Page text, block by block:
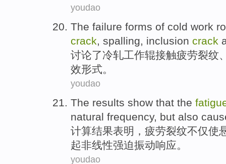
youdao
The failure forms of cold work
crack, spalling, inclusion crack
讨论了冷轧工作辊接触疲劳裂纹
效形式。
youdao
The results show that the
natural frequency, but also
计算结果表明 ， 疲劳裂纹不仅使
起非线性强迫振动响应。
youdao